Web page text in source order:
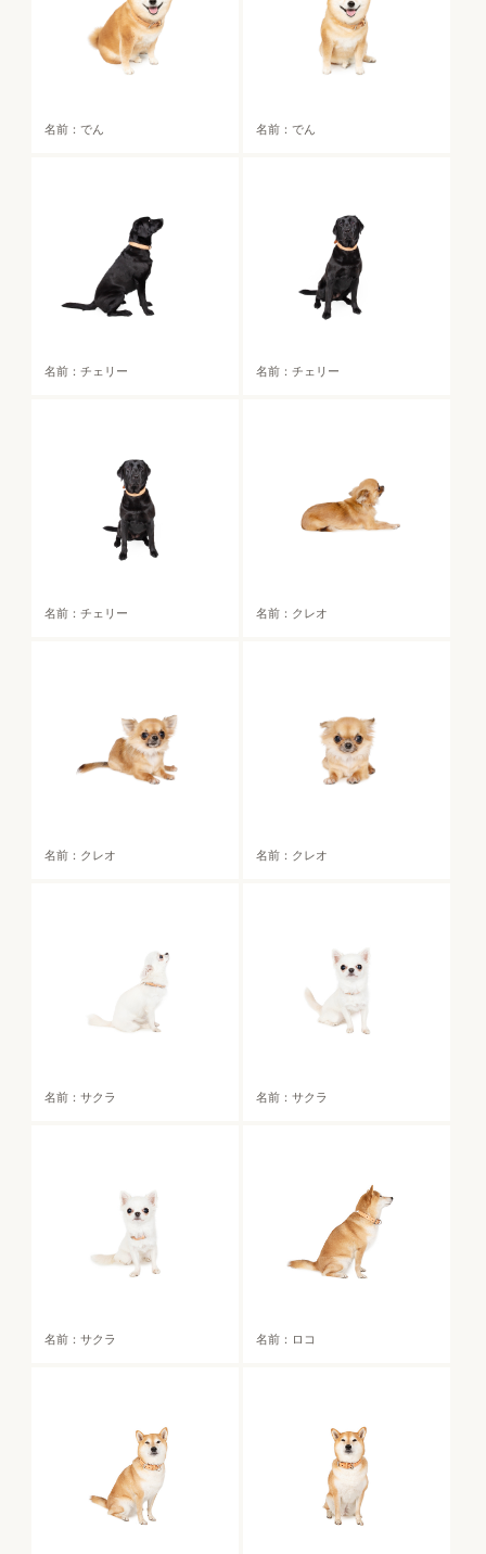
名前：でん 名前：でん
名前：チェリー 名前：チェリー
名前：チェリー 名前：クレオ
名前：クレオ 名前：クレオ
名前：サクラ 名前：サクラ
名前：サクラ 名前：ロコ